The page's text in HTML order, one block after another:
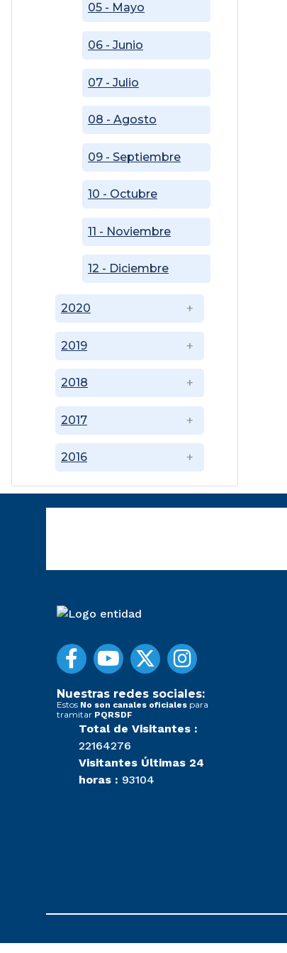
2016
2017
2018
2019
2020
05 - Mayo
06 - Junio
07 - Julio
08 - Agosto
09 - Septiembre
10 - Octubre
11 - Noviembre
12 - Diciembre
Nuestras redes sociales:
Estos No son canales oficiales para
tramitar PQRSDF
Total de Visitantes :
22164276
Visitantes Últimas 24
horas : 93104